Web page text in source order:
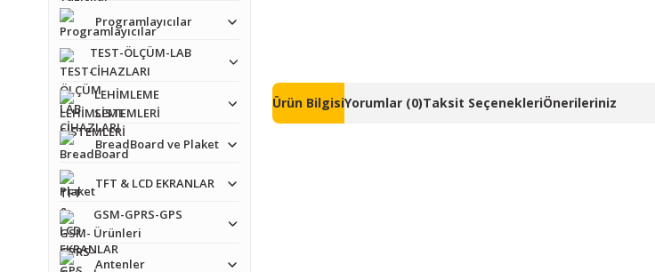
Programlayıcılar
TEST-ÖLÇÜM-LAB
CİHAZLARI
LEHİMLEME
SİSTEMLERİ
BreadBoard ve Plaket
TFT & LCD EKRANLAR
GSM-GPRS-GPS
Ürünleri
Antenler
Ürün BilgisiYorumlar (0)Taksit SeçenekleriÖnerileriniz